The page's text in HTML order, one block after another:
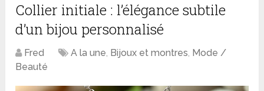
Collier initiale : l’élégance subtile
d’un bijou personnalisé
Fred A la une, Bijoux et montres, Mode /
Beauté